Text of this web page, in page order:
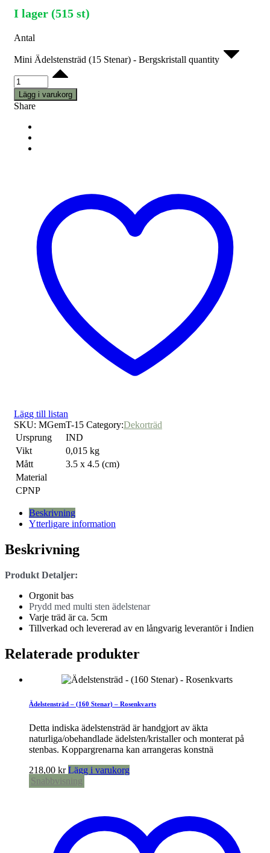
I lager (515 st)
Antal
Mini Ädelstensträd (15 Stenar) - Bergskristall quantity
Lägg i varukorg
Share
Lägg till listan
SKU: MGemT-15 Category:Dekorträd
Ursprung
IND
Vikt
0,015 kg
Mått
3.5 x 4.5 (cm)
Material
CPNP
Beskrivning
Ytterligare information
Beskrivning
Produkt Detaljer:
Orgonit bas
Prydd med multi sten ädelstenar
Varje träd är ca. 5cm
Tillverkad och levererad av en långvarig leverantör i Indien
Relaterade produkter
Ädelstensträd – (160 Stenar) – Rosenkvarts
Detta indiska ädelstensträd är handgjort av äkta
naturliga/obehandlade ädelsten/kristaller och monterat på
stenbas. Koppargrenarna kan arrangeras konstnä
218,00 kr Lägg i varukorg
Snabbvisning